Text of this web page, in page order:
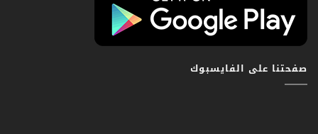
صفحتنا على الفايسبوك